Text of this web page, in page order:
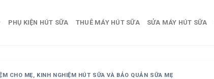
PHỤ KIỆN HÚT SỮA THUÊ MÁY HÚT SỮA SỬA MÁY HÚT SỮA
CHO MẸ, KINH NGHIỆM HÚT SỮA VÀ BẢO QUẢN SỮA MẸ